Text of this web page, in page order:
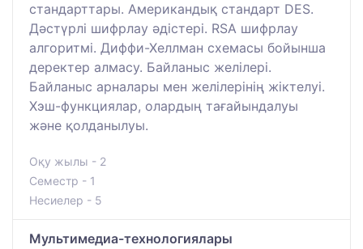
стандарттары. Американдық стандарт DES.
Дәстүрлі шифрлау әдістері. RSA шифрлау
алгоритмі. Диффи-Хеллман схемасы бойынша
деректер алмасу. Байланыс желілері.
Байланыс арналары мен желілерінің жіктелуі.
Хэш-функциялар, олардың тағайындалуы
және қолданылуы.
Оқу жылы - 2
Семестр - 1
Несиелер - 5
Мультимедиа-технологиялары